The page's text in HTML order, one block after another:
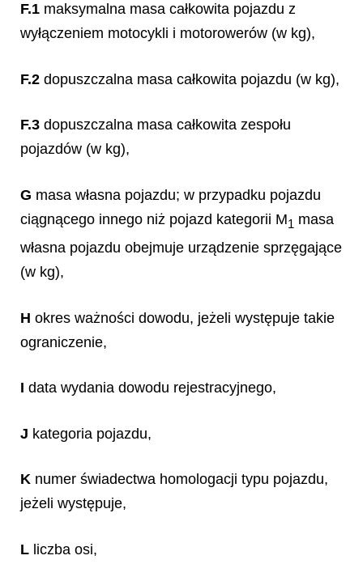
F.1 maksymalna masa całkowita pojazdu z
wyłączeniem motocykli i motorowerów (w kg),
F.2 dopuszczalna masa całkowita pojazdu (w kg),
F.3 dopuszczalna masa całkowita zespołu
pojazdów (w kg),
G masa własna pojazdu; w przypadku pojazdu
ciągnącego innego niż pojazd kategorii M1 masa
własna pojazdu obejmuje urządzenie sprzęgające
(w kg),
H okres ważności dowodu, jeżeli występuje takie
ograniczenie,
I data wydania dowodu rejestracyjnego,
J kategoria pojazdu,
K numer świadectwa homologacji typu pojazdu,
jeżeli występuje,
L liczba osi,